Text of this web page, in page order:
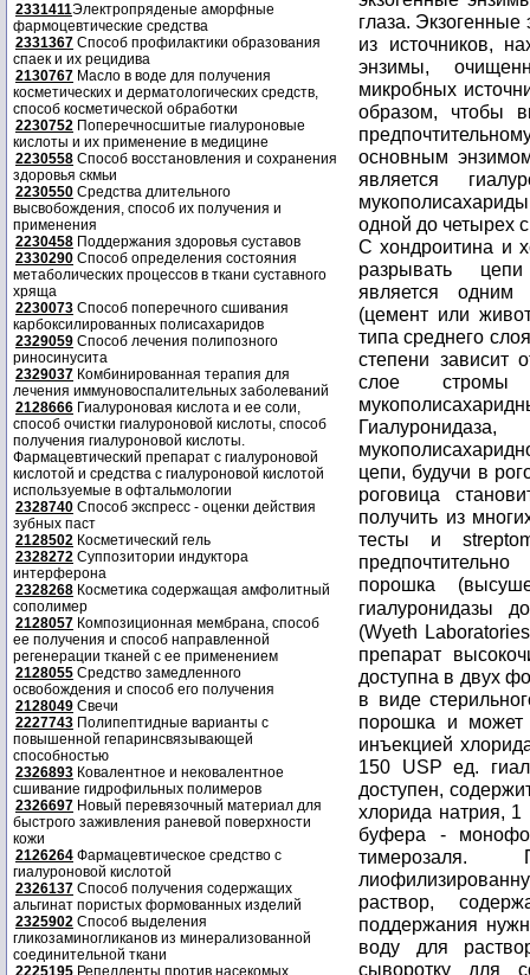
2331411Электропряденые аморфные
фармоцевтические средства
2331367 Способ профилактики образования
спаек и их рецидива
2130767 Масло в воде для получения
косметических и дерматологических средств,
способ косметической обработки
2230752 Поперечносшитые гиалуроновые
кислоты и их применение в медицине
2230558 Способ восстановления и сохранения
здоровья скмьи
2230550 Средства длительного
высвобождения, способ их получения и
применения
2230458 Поддержания здоровья суставов
2330290 Способ определения состояния
метаболических процессов в ткани суставного
хряща
2230073 Способ поперечного сшивания
карбоксилированных полисахаридов
2329059 Способ лечения полипозного
риносинусита
2329037 Комбинированная терапия для
лечения иммуновоспалительных заболеваний
2128666 Гиалуроновая кислота и ее соли,
способ очистки гиалуроновой кислоты, способ
получения гиалуроновой кислоты.
Фармацевтический препарат с гиалуроновой
кислотой и средства с гиалуроновой кислотой
используемые в офтальмологии
2328740 Способ экспресс - оценки действия
зубных паст
2128502 Косметический гель
2328272 Суппозитории индуктора
интерферона
2328268 Косметика содержащая амфолитный
сополимер
2128057 Композиционная мембрана, способ
ее получения и способ направленной
регенерации тканей с ее применением
2128055 Средство замедленного
освобождения и способ его получения
2128049 Свечи
2227743 Полипептидные варианты с
повышенной гепаринсвязывающей
способностью
2326893 Ковалентное и нековалентное
сшивание гидрофильных полимеров
2326697 Новый перевязочный материал для
быстрого заживления раневой поверхности
кожи
2126264 Фармацевтическое средство с
гиалуроновой кислотой
2326137 Способ получения содержащих
альгинат пористых формованных изделий
2325902 Способ выделения
гликозаминогликанов из минерализованной
соединительной ткани
2225195 Репелленты против насекомых
глаза.
из источников,
энзимы,
микробных
образом, чтобы
основным
является
одной до четырех
C хондроитина и
разрывать цепи
является одним
(цемент или
типа среднего
степени зависит
слое
цепи, будучи в
роговица
получить из
тесты и
порошка
гиалуронидазы
(Wyeth
препарат
доступна в двух
в виде
порошка и может
инъекцией
150 USP ед.
доступен,
хлорида натрия,
буфера -
тимерозаля.
раствор,
поддержания
воду для
сыворотку для